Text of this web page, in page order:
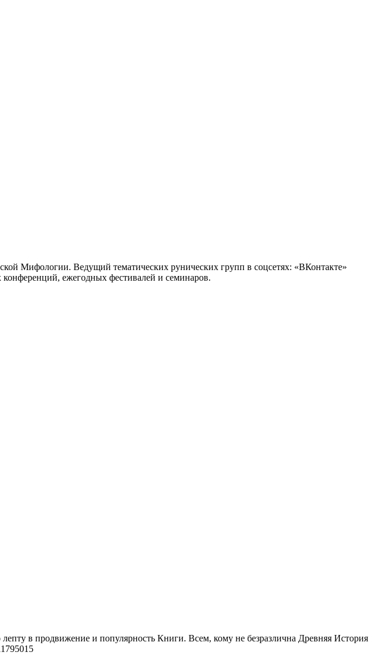
Мифологии. Ведущий тематических рунических групп в соцсетях: «ВКонтакте»
ежегодных фестивалей и семинаров.
в продвижение и популярность Книги. Всем, кому не безразлична Древняя История